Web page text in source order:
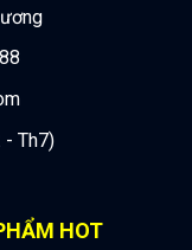
- Th7)
HOT